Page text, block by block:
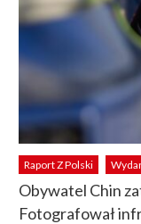
Raport Z Polski
Obywatel Chin
Fotografował